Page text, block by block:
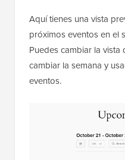
Aquí tienes una vista
próximos eventos en el
Puedes cambiar la
cambiar la semana y
eventos.